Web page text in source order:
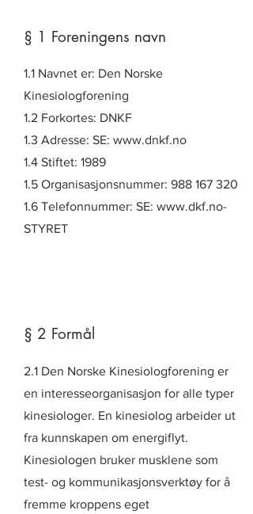
§ 1 Foreningens navn
1.1 Navnet er: Den Norske
Kinesiologforening
1.2 Forkortes: DNKF
1.3 Adresse: SE: www.dnkf.no
1.4 Stiftet: 1989
1.5 Organisasjonsnummer: 988 167 320
1.6 Telefonnummer: SE: www.dkf.no-
STYRET
§ 2 Formål
2.1 Den Norske Kinesiologforening er
en interesseorganisasjon for alle typer
kinesiologer. En kinesiolog arbeider ut
fra kunnskapen om energiflyt.
Kinesiologen bruker musklene som
test- og kommunikasjonsverktøy for å
fremme kroppens eget